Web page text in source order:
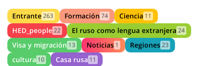
Entrante263 Formación 74 Ciencia 11
HED_people22 El ruso como lengua extranjera 24
Visa y migración 13 Noticias 1 Regiones23
cultura 10 Casa rusa 11